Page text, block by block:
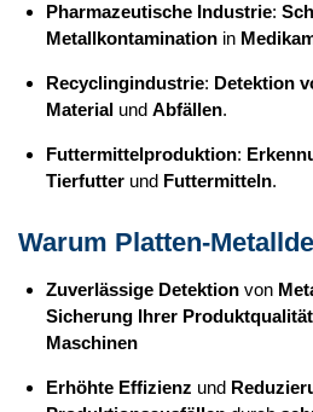
Pharmazeutische Industrie:
Metallkontaminationin
Recyclingindustrie: Detektion
Materialund Abfällen.
Futtermittelproduktion:
Tierfutterund Futtermitteln.
Warum Platten-
Zuverlässige Detektionvon
Sicherung Ihrer Produktqualität
Maschinen
Erhöhte Effizienz und